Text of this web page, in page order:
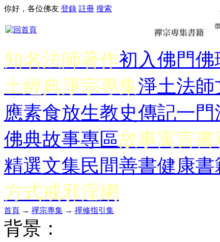
你好，各位佛友 登錄 註冊 搜索
知名法師著作初入佛門佛
土經典淨宗專集淨土法師
應素食放生教史傳記一門
佛典故事專區故事寓言書
精選文集民間善書健康書
方式戒邪淫網
首頁 → 禪宗專集 → 禪修指引集
背景：